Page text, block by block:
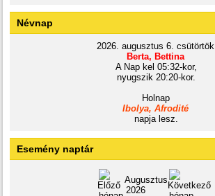
Névnap
2026. augusztus 6. csütörtök
Berta, Bettina
A Nap kel 05:32-kor,
nyugszik 20:20-kor.
Holnap
Ibolya, Afrodité
napja lesz.
Esemény naptár
Augusztus
2026